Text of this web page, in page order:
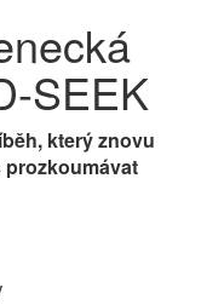
SEEK
který znovu